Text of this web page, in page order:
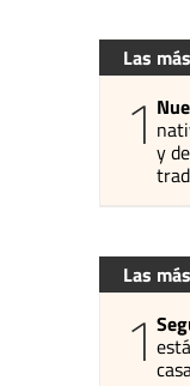
Las
1 y
Las
1